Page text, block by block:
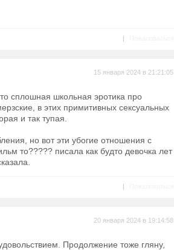
|
15 января 2024 в 21:21:05
сплошная школьная эротика про
в этих примитивных сексуальных
и так тупая.
но вот эти убогие отношения с
то????? писала как будто девочка лет
|
20 января 2024 в 19:14:58
Продолжение тоже гляну,